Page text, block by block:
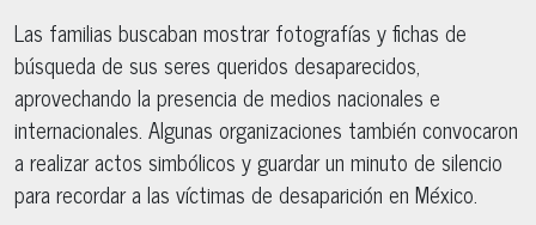
Las familias buscaban mostrar fotografías y fichas de
búsqueda de sus seres queridos desaparecidos,
aprovechando la presencia de medios nacionales e
internacionales. Algunas organizaciones también convocaron
a realizar actos simbólicos y guardar un minuto de silencio
para recordar a las víctimas de desaparición en México.